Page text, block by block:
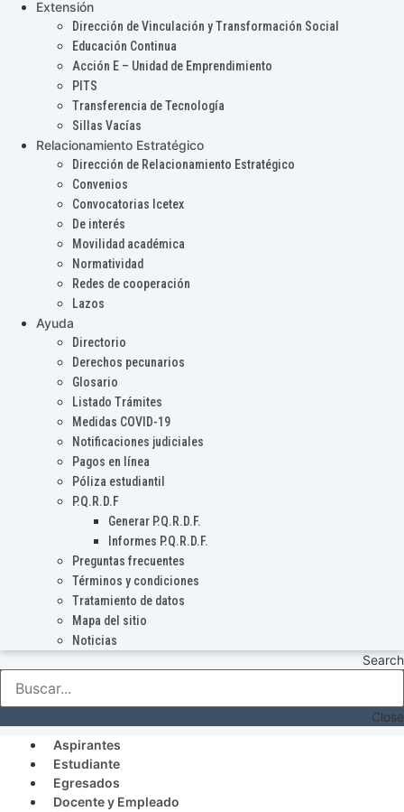
Extensión
Dirección de Vinculación y Transformación Social
Educación Continua
Acción E – Unidad de Emprendimiento
PITS
Transferencia de Tecnología
Sillas Vacías
Relacionamiento Estratégico
Dirección de Relacionamiento Estratégico
Convenios
Convocatorias Icetex
De interés
Movilidad académica
Normatividad
Redes de cooperación
Lazos
Ayuda
Directorio
Derechos pecunarios
Glosario
Listado Trámites
Medidas COVID-19
Notificaciones judiciales
Pagos en línea
Póliza estudiantil
P.Q.R.D.F
Generar P.Q.R.D.F.
Informes P.Q.R.D.F.
Preguntas frecuentes
Términos y condiciones
Tratamiento de datos
Mapa del sitio
Noticias
Search
Close
Aspirantes
Estudiante
Egresados
Docente y Empleado